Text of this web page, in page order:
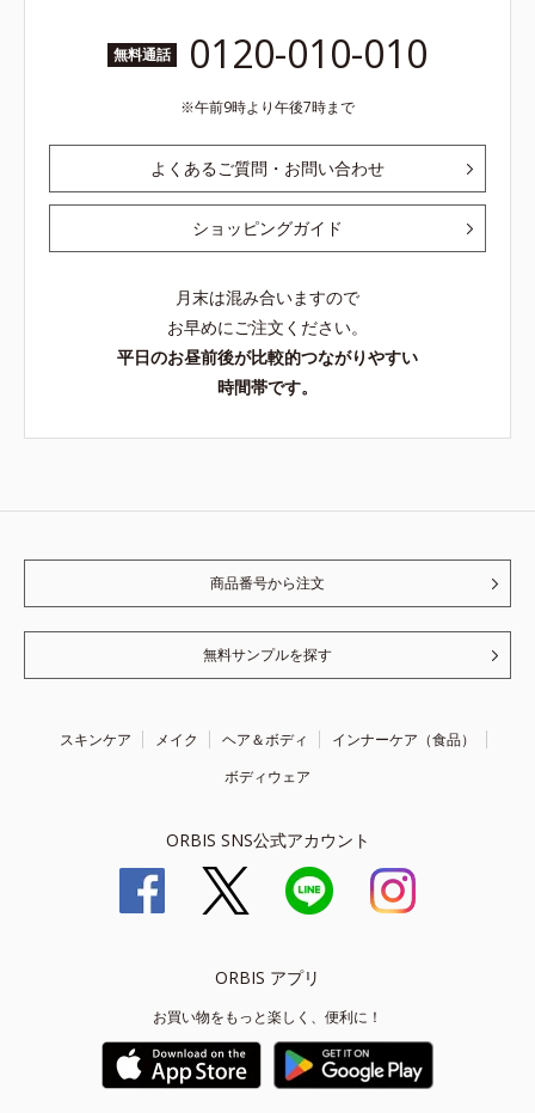
無料通話 0120-010-010
午前9時より午後7時まで
よくあるご質問・お問い合わせ
ショッピングガイド
月末は混み合いますので
お早めにご注文ください。
平日のお昼前後が比較的つながりやすい
時間帯です。
商品番号から注文
無料サンプルを探す
スキンケア メイク ヘア＆ボディ
インナーケア（食品）
ボディウェア
ORBIS SNS公式アカウント
ORBIS アプリ
お買い物をもっと楽しく、便利に！